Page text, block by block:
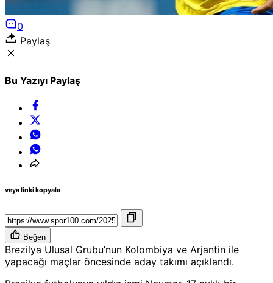
0
Paylaş
Bu Yazıyı Paylaş
veya linki kopyala
Beğen
Brezilya Ulusal Grubu’nun Kolombiya ve Arjantin ile
yapacağı maçlar öncesinde aday takımı açıklandı.